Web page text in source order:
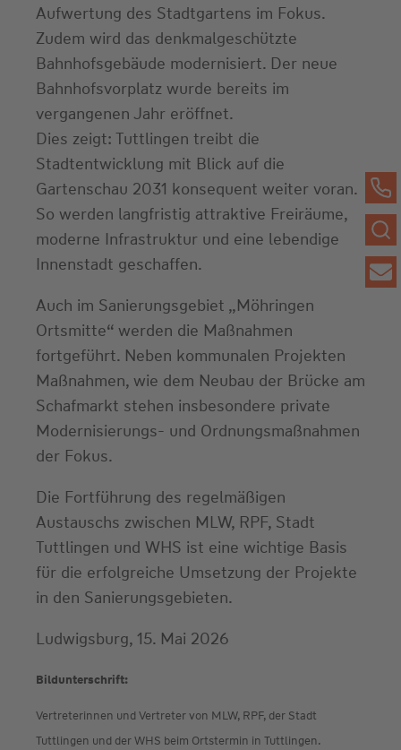
Aufwertung des Stadtgartens im Fokus.
Zudem wird das denkmalgeschützte
Bahnhofsgebäude modernisiert. Der neue
Bahnhofsvorplatz wurde bereits im
vergangenen Jahr eröffnet.
Dies zeigt: Tuttlingen treibt die
Stadtentwicklung mit Blick auf die
Gartenschau 2031 konsequent weiter voran.
So werden langfristig attraktive Freiräume,
moderne Infrastruktur und eine lebendige
Innenstadt geschaffen.
Auch im Sanierungsgebiet „Möhringen
Ortsmitte“ werden die Maßnahmen
fortgeführt. Neben kommunalen Projekten
Maßnahmen, wie dem Neubau der Brücke am
Schafmarkt stehen insbesondere private
Modernisierungs- und Ordnungsmaßnahmen
der Fokus.
Die Fortführung des regelmäßigen
Austauschs zwischen MLW, RPF, Stadt
Tuttlingen und WHS ist eine wichtige Basis
für die erfolgreiche Umsetzung der Projekte
in den Sanierungsgebieten.
Ludwigsburg, 15. Mai 2026
Bildunterschrift:
Vertreterinnen und Vertreter von MLW, RPF, der Stadt
Tuttlingen und der WHS beim Ortstermin in Tuttlingen.